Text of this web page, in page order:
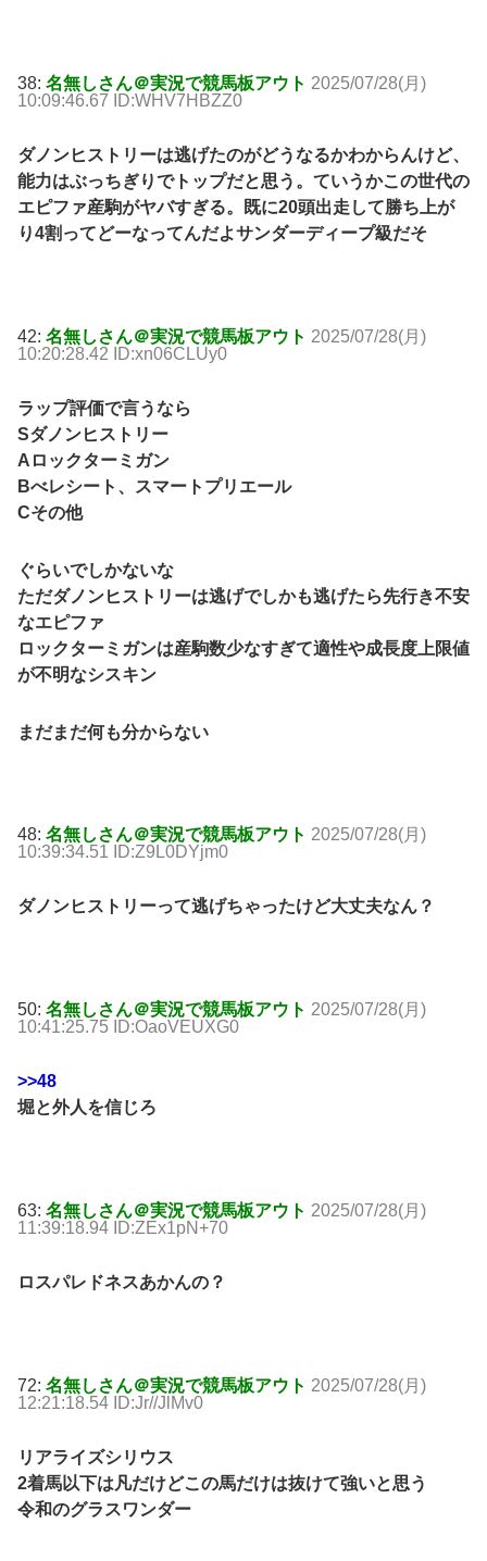
38: 名無しさん＠実況で競馬板アウト 2025/07/28(月)
10:09:46.67 ID:WHV7HBZZ0
ダノンヒストリーは逃げたのがどうなるかわからんけど、
能力はぶっちぎりでトップだと思う。ていうかこの世代の
エピファ産駒がヤバすぎる。既に20頭出走して勝ち上が
り4割ってどーなってんだよサンダーディープ級だそ
42: 名無しさん＠実況で競馬板アウト 2025/07/28(月)
10:20:28.42 ID:xn06CLUy0
ラップ評価で言うなら
Sダノンヒストリー
Aロックターミガン
Bべレシート、スマートプリエール
Cその他
ぐらいでしかないな
ただダノンヒストリーは逃げでしかも逃げたら先行き不安
なエピファ
ロックターミガンは産駒数少なすぎて適性や成長度上限値
が不明なシスキン
まだまだ何も分からない
48: 名無しさん＠実況で競馬板アウト 2025/07/28(月)
10:39:34.51 ID:Z9L0DYjm0
ダノンヒストリーって逃げちゃったけど大丈夫なん？
50: 名無しさん＠実況で競馬板アウト 2025/07/28(月)
10:41:25.75 ID:OaoVEUXG0
>>48
堀と外人を信じろ
63: 名無しさん＠実況で競馬板アウト 2025/07/28(月)
11:39:18.94 ID:ZEx1pN+70
ロスパレドネスあかんの？
72: 名無しさん＠実況で競馬板アウト 2025/07/28(月)
12:21:18.54 ID:Jr//JlMv0
リアライズシリウス
2着馬以下は凡だけどこの馬だけは抜けて強いと思う
令和のグラスワンダー